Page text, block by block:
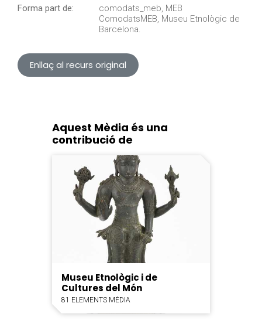
Forma part de:
comodats_meb, MEB
ComodatsMEB, Museu Etnològic de
Barcelona.
Enllaç al recurs original
Aquest Mèdia és una
contribució de
Museu Etnològic i de
Cultures del Món
81 ELEMENTS MÈDIA